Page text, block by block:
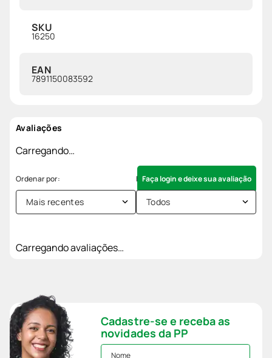
SKU
16250
EAN
7891150083592
Avaliações
Carregando…
Faça login e deixe sua avaliação
Mais recentes Todos
Carregando avaliações…
Cadastre-se e receba as
novidades da PP